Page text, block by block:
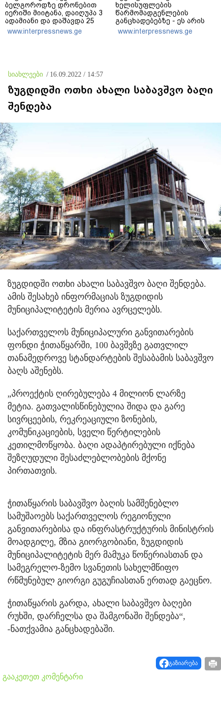
ბელგოროდზე დრონებით
იერიში მიიტანა, დაიღუპა 3
ადამიანი და დაშავდა 25
www.interpressnews.ge
ხელისუფლების
წარმომადგენლების
განცხადებებზე - ეს არის
ეროვნული ინტერესების
აშკარა ღალატი - არავის
www.interpressnews.ge
სიახლეები / 16.09.2022 / 14:57
ზუგდიდში ოთხი ახალი საბავშვო ბაღი
შენდება
ზუგდიდში ოთხი ახალი საბავშვო ბაღი შენდება.
ამის შესახებ ინფორმაციას ზუგდიდის
მუნიციპალიტეტის მერია ავრცელებს.
საქართველოს მუნიციპალური განვითარების
ფონდი ჭითაწყარში, 100 ბავშვზე გათვლილ
თანამედროვე სტანდარტების შესაბამის საბავშვო
ბაღს აშენებს.
„პროექტის ღირებულება 4 მილიონ ლარზე
მეტია. გათვალისწინებულია შიდა და გარე
სივრცეების, რეკრეაციული ზონების,
კომუნიკაციების, სველი წერტილების
კეთილმოწყობა. ბაღი ადაპტირებული იქნება
შეზღუდული შესაძლებლობების მქონე
პირთათვის.
ჭითაწყარის საბავშვო ბაღის სამშენებლო
სამუშაოებს საქართველოს რეგიონული
განვითარებისა და ინფრასტრუქტურის მინისტრის
მოადგილე, მზია გიორგობიანი, ზუგდიდის
მუნიციპალიტეტის მერ მამუკა წოწერიასთან და
სამეგრელო-ზემო სვანეთის სახელმწიფო
რწმუნებულ გიორგი გუგუჩიასთან ერთად გაეცნო.
ჭითაწყარის გარდა, ახალი საბავშვო ბაღები
რუხში, დარჩელსა და შამგონაში შენდება“,
-ნათქვამია განცხადებაში.
გაზიარება
გააკეთეთ კომენტარი